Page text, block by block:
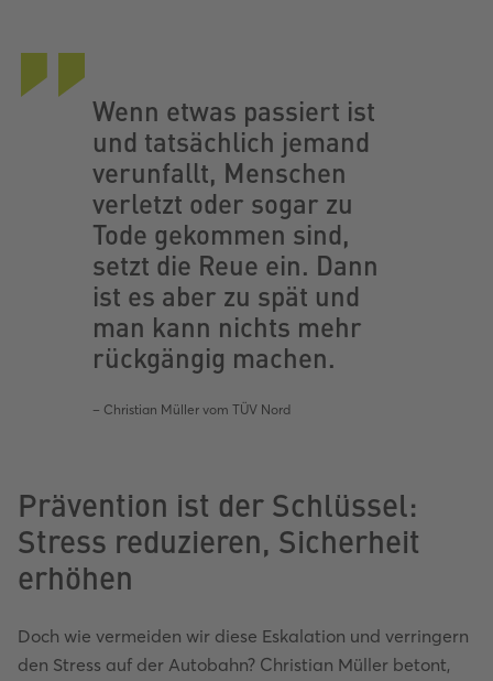
Wenn etwas passiert ist
und tatsächlich jemand
verunfallt, Menschen
verletzt oder sogar zu
Tode gekommen sind,
setzt die Reue ein. Dann
ist es aber zu spät und
man kann nichts mehr
rückgängig machen.
– Christian Müller vom TÜV Nord
Prävention ist der Schlüssel:
Stress reduzieren, Sicherheit
erhöhen
Doch wie vermeiden wir diese Eskalation und verringern
den Stress auf der Autobahn? Christian Müller betont,